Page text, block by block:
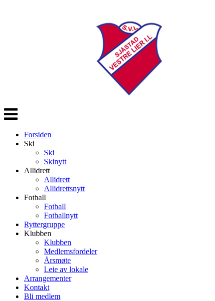
Veksle
navigasjon
Forsiden
Ski
Ski
Skinytt
Allidrett
Allidrett
Allidrettsnytt
Fotball
Fotball
Fotballnytt
Ryttergruppe
Klubben
Klubben
Medlemsfordeler
Årsmøte
Leie av lokale
Arrangementer
Kontakt
Bli medlem